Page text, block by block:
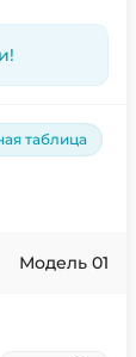
таблица
Модель 01